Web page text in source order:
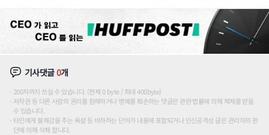
기사댓글0개
200자까지 쓰실 수 있습니다. (현재 0 byte / 최대 400byte)
저작권 등 다른 사람의 권리를 침해하거나 명예를 훼손하는 댓글은 관련 법률에 의해 제재를 받을
수 있습니다.
타인에게 불쾌감을 주는 욕설 등 비하하는 단어가 내용에 포함되거나 인신공격성 글은 관리자의 판
단에 의해 삭제 합니다.